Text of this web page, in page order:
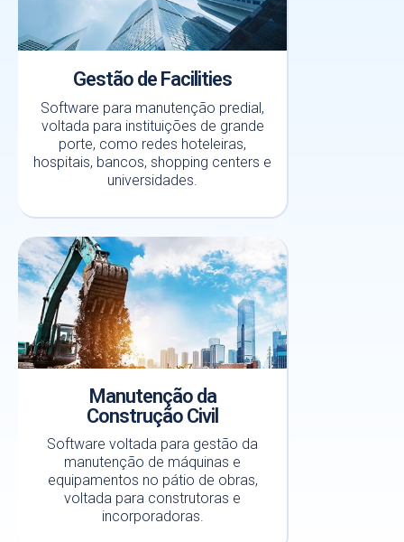
Gestão de Facilities
Software para manutenção predial,
voltada para instituições de grande
porte, como redes hoteleiras,
hospitais, bancos, shopping centers e
universidades.
Manutenção da
Construção Civil
Software voltada para gestão da
manutenção de máquinas e
equipamentos no pátio de obras,
voltada para construtoras e
incorporadoras.